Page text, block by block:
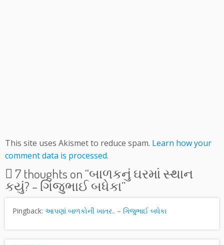
This site uses Akismet to reduce spam. Learn how your
comment data is processed.
7 thoughts on “બાળકનું ઘરમાં સ્થાન
કયું? – ગિજુભાઈ બધેકા”
Pingback: આપણાં બાળકોની ખાતર.. – ગિજુભાઈ બધેકા